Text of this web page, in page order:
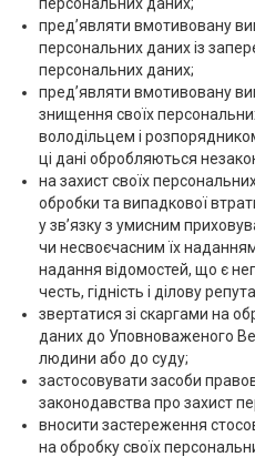
пред’являти вмотивовану
персональних даних із
персональних даних;
пред’являти вмотивовану
знищення своїх
володільцем і
ці дані обробляються
на захист своїх
обробки та випадкової
у зв’язку з умисним
чи несвоєчасним їх
надання відомостей, що є
честь, гідність і ділову
звертатися зі скаргами на
даних до Уповноваженого
людини або до суду;
застосовувати засоби
законодавства про захист
вносити застереження
на обробку своїх